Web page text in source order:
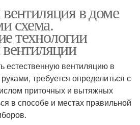
в доме
схема.
технологии
естественную вентиляцию в
требуется определиться с
приточных и вытяжных
в способе и местах правильной